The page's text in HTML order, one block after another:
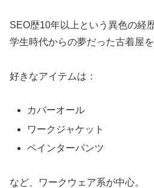
SEO歴10年以上という異色の経
学生時代からの夢だった古着屋を
好きなアイテムは：
カバーオール
ワークジャケット
ペインターパンツ
など、ワークウェア系が中心。